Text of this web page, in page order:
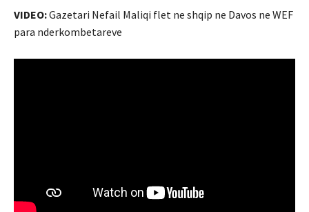
VIDEO:Gazetari Nefail Maliqi flet ne shqip ne Davos ne WEF
para nderkombetareve